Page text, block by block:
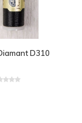
D310